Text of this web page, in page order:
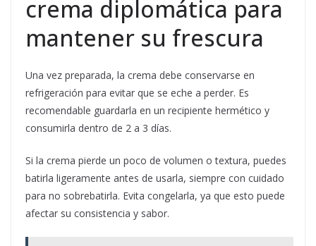
crema diplomática para
mantener su frescura
Una vez preparada, la crema debe conservarse en
refrigeración para evitar que se eche a perder. Es
recomendable guardarla en un recipiente hermético y
consumirla dentro de 2 a 3 días.
Si la crema pierde un poco de volumen o textura, puedes
batirla ligeramente antes de usarla, siempre con cuidado
para no sobrebatirla. Evita congelarla, ya que esto puede
afectar su consistencia y sabor.